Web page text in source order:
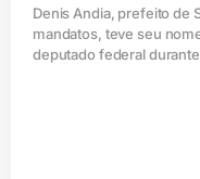
Denis Andia, prefeito de
mandatos, teve seu
deputado federal durante